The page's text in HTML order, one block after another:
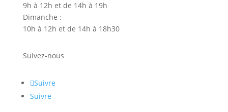
9h à 12h et de 14h à 19h
Dimanche :
10h à 12h et de 14h à 18h30
Suivez-nous
Suivre
Suivre